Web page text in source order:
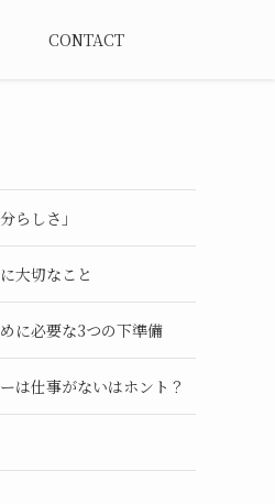
CONTACT
らしさ」
大切なこと
に必要な3つの下準備
は仕事がないはホント？